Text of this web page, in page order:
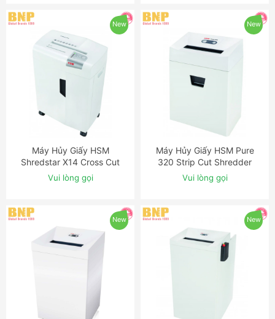
New
ĐẶT NGAY
Máy Hủy Giấy HSM
Shredstar X14 Cross Cut
Shredder
Vui lòng gọi
New
ĐẶT NGAY
Máy Hủy Giấy HSM Pure
320 Strip Cut Shredder
Vui lòng gọi
New New